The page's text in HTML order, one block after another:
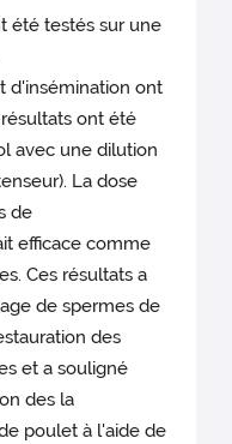
été testés sur une
d'insémination ont
ont été
avec une dilution
La dose
de
efficace comme
Ces résultats a
de spermes de
des
et a souligné
des la
poulet à l'aide de